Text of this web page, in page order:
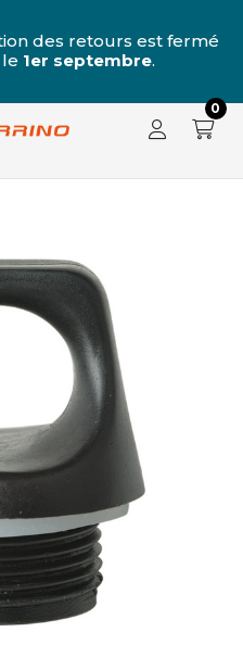
des retours est fermé
1er septembre.
0